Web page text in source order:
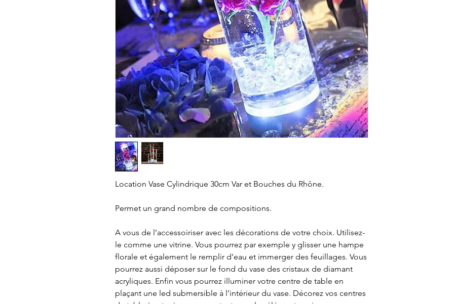
Location Vase Cylindrique 30cm Var et Bouches du Rhône.
Permet un grand nombre de compositions.
A vous de l’accessoiriser avec les décorations de votre choix. Utilisez-
le comme une vitrine. Vous pourrez par exemple y glisser une hampe
florale et également le remplir d’eau et immerger des feuillages. Vous
pourrez aussi déposer sur le fond du vase des cristaux de diamant
acryliques. Enfin vous pourrez illuminer votre centre de table en
plaçant une led submersible à l’intérieur du vase. Décorez vos centres